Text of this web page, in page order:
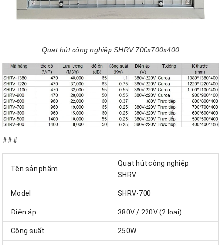
Quạt hút công nghiệp SHRV 700x700x400
###
Tên sản phẩm
Quạt hút công nghiệp
SHRV
Model SHRV-700
Điện áp 380V / 220V (2 loại)
Công suất 250W